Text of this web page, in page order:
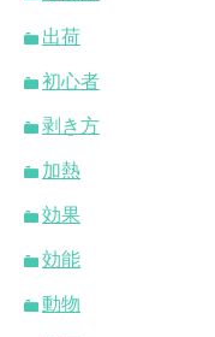
出荷
初心者
剥き方
加熱
効果
効能
動物